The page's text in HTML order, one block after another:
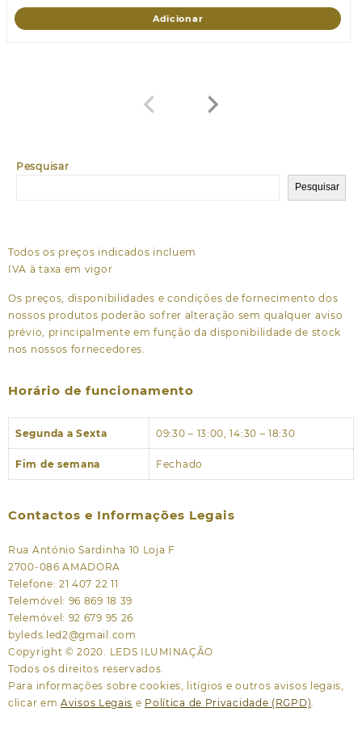
Pesquisar
Pesquisar
Adicionar
Todos os preços indicados incluem
IVA à taxa em vigor
Os preços, disponibilidades e condições de fornecimento dos
nossos produtos poderão sofrer alteração sem qualquer aviso
prévio, principalmente em função da disponibilidade de stock
nos nossos fornecedores.
Horário de funcionamento
Segunda a Sexta 09:30 – 13:00, 14:30 – 18:30
Fim de semana Fechado
Contactos e Informações Legais
Rua António Sardinha 10 Loja F
2700-086 AMADORA
Telefone: 21 407 22 11
Telemóvel: 96 869 18 39
Telemóvel: 92 679 95 26
byleds.led2@gmail.com
Copyright © 2020. LEDS ILUMINAÇÃO
Todos os direitos reservados.
Para informações sobre cookies, litígios e outros avisos legais,
clicar em Avisos Legais e Política de Privacidade (RGPD).